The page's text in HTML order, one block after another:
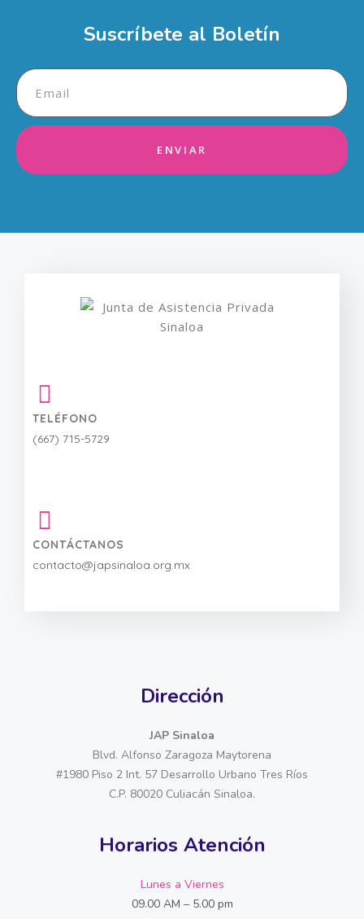
Suscríbete al Boletín
ENVIAR
TELÉFONO
(667) 715-5729
CONTÁCTANOS
contacto@japsinaloa.org.mx
Dirección
JAP Sinaloa
Blvd. Alfonso Zaragoza Maytorena
#1980 Piso 2 Int. 57 Desarrollo Urbano Tres Ríos
C.P. 80020 Culiacán Sinaloa.
Horarios Atención
Lunes a Viernes
09.00 AM – 5.00 pm